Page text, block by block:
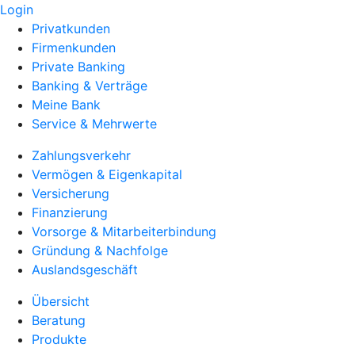
Login
Privatkunden
Firmenkunden
Private Banking
Banking & Verträge
Meine Bank
Service & Mehrwerte
Zahlungsverkehr
Vermögen & Eigenkapital
Versicherung
Finanzierung
Vorsorge & Mitarbeiterbindung
Gründung & Nachfolge
Auslandsgeschäft
Übersicht
Beratung
Produkte